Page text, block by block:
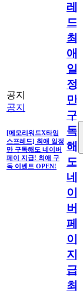
공지
공지
[메모리워드X타임
스프레드] 최애 일정
만 구독해도 네이버
페이 지급! 최애 구
독 이벤트 OPEN!
레
드]
최
애
일
정
만
구
독
해
도
네
이
버
페
이
지
급!
최